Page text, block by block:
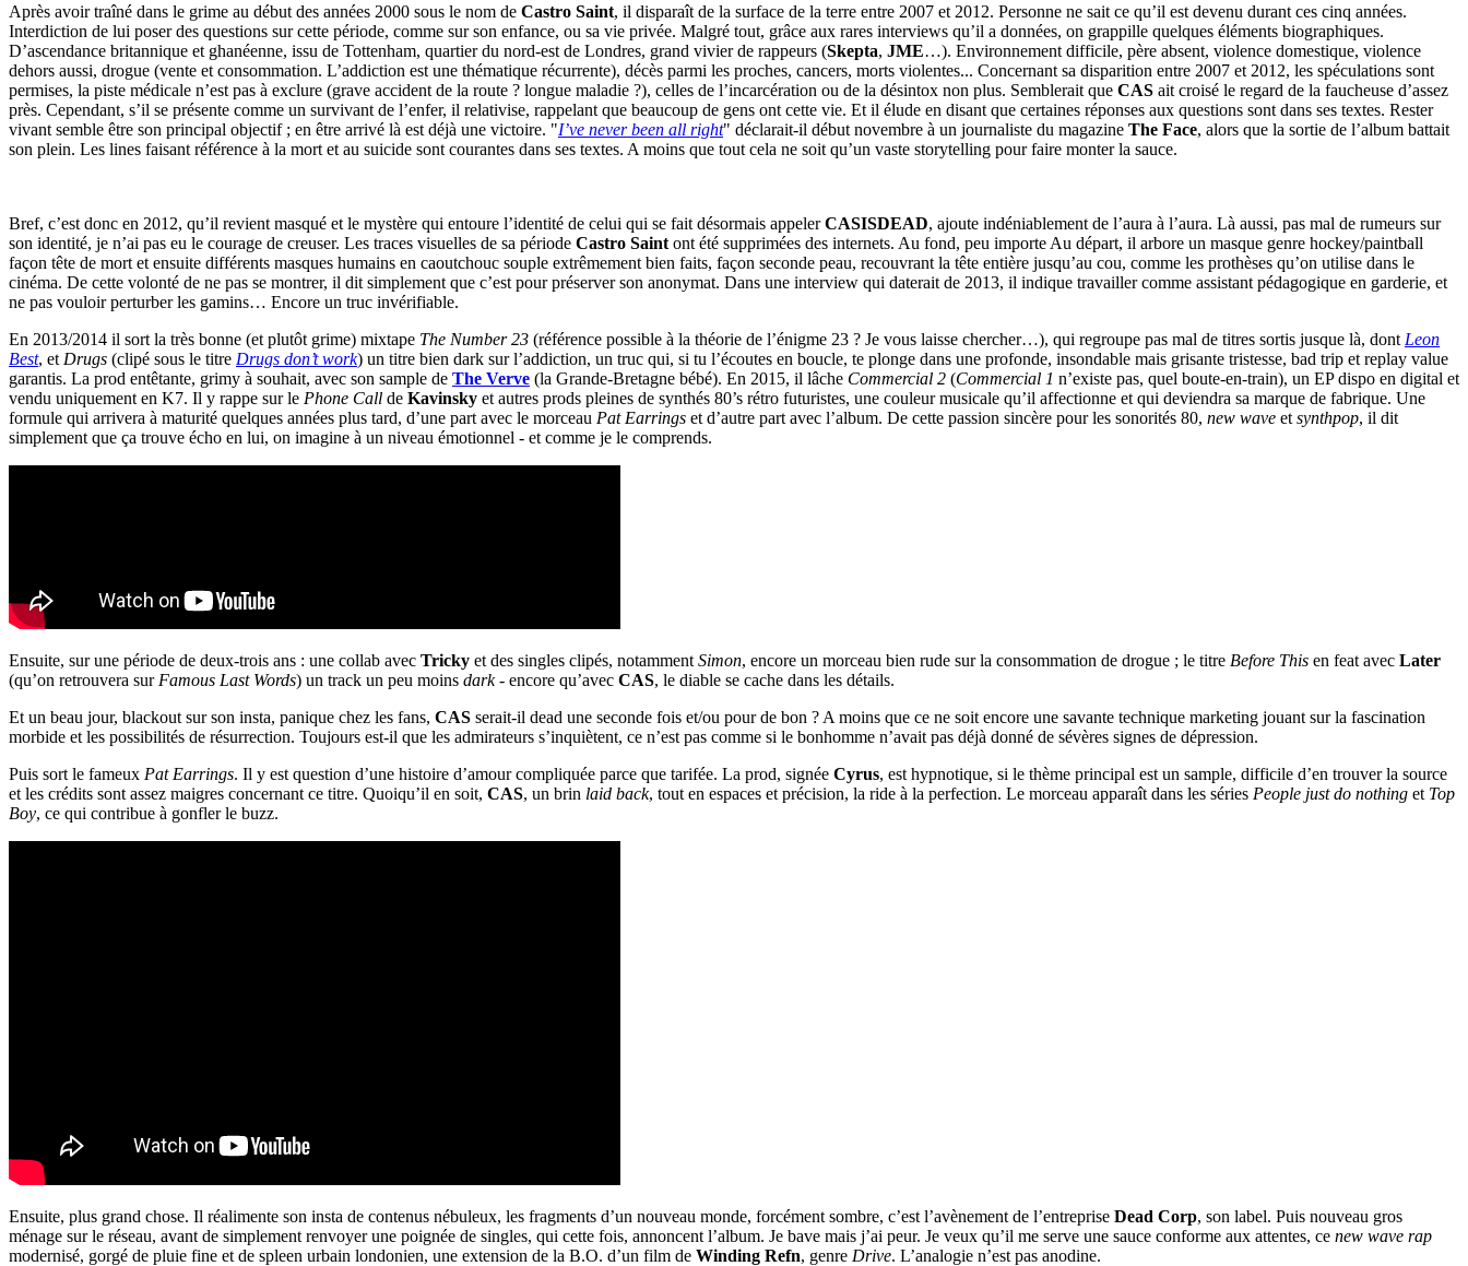
Après avoir traîné dans le grime au début des années 2000 sous le nom de Castro Saint, il disparaît de la surface de la terre entre 2007 et 2012. Personne ne sait ce qu’il est devenu durant ces cinq années.
Interdiction de lui poser des questions sur cette période, comme sur son enfance, ou sa vie privée. Malgré tout, grâce aux rares interviews qu’il a données, on grappille quelques éléments biographiques.
D’ascendance britannique et ghanéenne, issu de Tottenham, quartier du nord-est de Londres, grand vivier de rappeurs (Skepta, JME…). Environnement difficile, père absent, violence domestique, violence
dehors aussi, drogue (vente et consommation. L’addiction est une thématique récurrente), décès parmi les proches, cancers, morts violentes... Concernant sa disparition entre 2007 et 2012, les spéculations sont
permises, la piste médicale n’est pas à exclure (grave accident de la route ? longue maladie ?), celles de l’incarcération ou de la désintox non plus. Semblerait que CAS ait croisé le regard de la faucheuse d’assez
près. Cependant, s’il se présente comme un survivant de l’enfer, il relativise, rappelant que beaucoup de gens ont cette vie. Et il élude en disant que certaines réponses aux questions sont dans ses textes. Rester
vivant semble être son principal objectif ; en être arrivé là est déjà une victoire. "I’ve never been all right" déclarait-il début novembre à un journaliste du magazine The Face, alors que la sortie de l’album battait
son plein. Les lines faisant référence à la mort et au suicide sont courantes dans ses textes. A moins que tout cela ne soit qu’un vaste storytelling pour faire monter la sauce.
Bref, c’est donc en 2012, qu’il revient masqué et le mystère qui entoure l’identité de celui qui se fait désormais appelerCASISDEAD, ajoute indéniablement de l’aura à l’aura. Là aussi, pas mal de rumeurs sur
son identité, je n’ai pas eu le courage de creuser. Les traces visuelles de sa période Castro Saint ont été supprimées des internets. Au fond, peu importe Au départ, il arbore un masque genre hockey/paintball
façon tête de mort et ensuite différents masques humains en caoutchouc souple extrêmement bien faits, façon seconde peau, recouvrant la tête entière jusqu’au cou, comme les prothèses qu’on utilise dans le
cinéma. De cette volonté de ne pas se montrer, il dit simplement que c’est pour préserver son anonymat. Dans une interview qui daterait de 2013, il indique travailler comme assistant pédagogique en garderie, et
ne pas vouloir perturber les gamins… Encore un truc invérifiable.
En 2013/2014 il sort la très bonne (et plutôt grime) mixtape The Number 23 (référence possible à la théorie de l’énigme 23 ? Je vous laisse chercher…), qui regroupe pas mal de titres sortis jusque là, dont Leon
Best, et Drugs (clipé sous le titre Drugs don’t work) un titre bien dark sur l’addiction, un truc qui, si tu l’écoutes en boucle, te plonge dans une profonde, insondable mais grisante tristesse, bad trip et replay value
garantis. La prod entêtante, grimy à souhait, avec son sample de The Verve (la Grande-Bretagne bébé). En 2015, il lâche Commercial 2 (Commercial 1 n’existe pas, quel boute-en-train), un EP dispo en digital et
vendu uniquement en K7. Il y rappe sur le Phone Call de Kavinsky et autres prods pleines de synthés 80’s rétro futuristes, une couleur musicale qu’il affectionne et qui deviendra sa marque de fabrique. Une
formule qui arrivera à maturité quelques années plus tard, d’une part avec le morceau Pat Earrings et d’autre part avec l’album. De cette passion sincère pour les sonorités 80, new wave et synthpop, il dit
simplement que ça trouve écho en lui, on imagine à un niveau émotionnel - et comme je le comprends.
Ensuite, sur une période de deux-trois ans : une collab avec Tricky et des singles clipés, notamment Simon, encore un morceau bien rude sur la consommation de drogue ; le titre Before This en feat avec Later
(qu’on retrouvera sur Famous Last Words) un track un peu moins dark- encore qu’avec CAS, le diable se cache dans les détails.
Et un beau jour, blackout sur son insta, panique chez les fans, CAS serait-il dead une seconde fois et/ou pour de bon ? A moins que ce ne soit encore une savante technique marketing jouant sur la fascination
morbide et les possibilités de résurrection. Toujours est-il que les admirateurs s’inquiètent, ce n’est pas comme si le bonhomme n’avait pas déjà donné de sévères signes de dépression.
Puis sort le fameux Pat Earrings. Il y est question d’une histoire d’amour compliquée parce que tarifée. La prod, signée Cyrus, est hypnotique, si le thème principal est un sample, difficile d’en trouver la source
et les crédits sont assez maigres concernant ce titre. Quoiqu’il en soit, CAS, un brin laid back, tout en espaces et précision, la ride à la perfection. Le morceau apparaît dans les séries People just do nothing et Top
Boy, ce qui contribue à gonfler le buzz.
Ensuite, plus grand chose. Il réalimente son insta de contenus nébuleux, les fragments d’un nouveau monde, forcément sombre, c’est l’avènement de l’entreprise Dead Corp, son label. Puis nouveau gros
ménage sur le réseau, avant de simplement renvoyer une poignée de singles, qui cette fois, annoncent l’album. Je bave mais j’ai peur. Je veux qu’il me serve une sauce conforme aux attentes, ce new wave rap
modernisé, gorgé de pluie fine et de spleen urbain londonien, une extension de la B.O. d’un film de Winding Refn, genre Drive. L’analogie n’est pas anodine.